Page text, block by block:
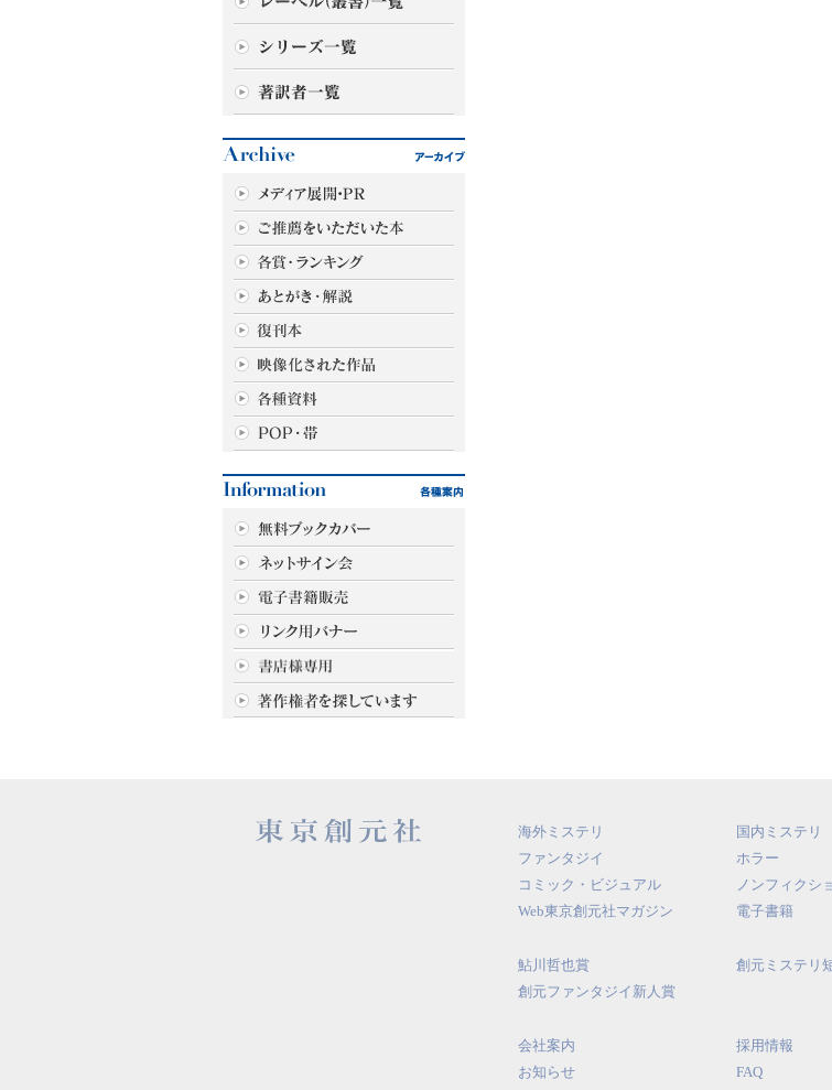
海外ミステリ 国内ミステリ
ファンタジイ
ホラー
コミック・ビジュアル
ノンフィクシ
Web東京創元社マガジン
電子書籍
鮎川哲也賞 創元ミステリ
創元ファンタジイ新人賞
会社案内 採用情報
お知らせ
FAQ